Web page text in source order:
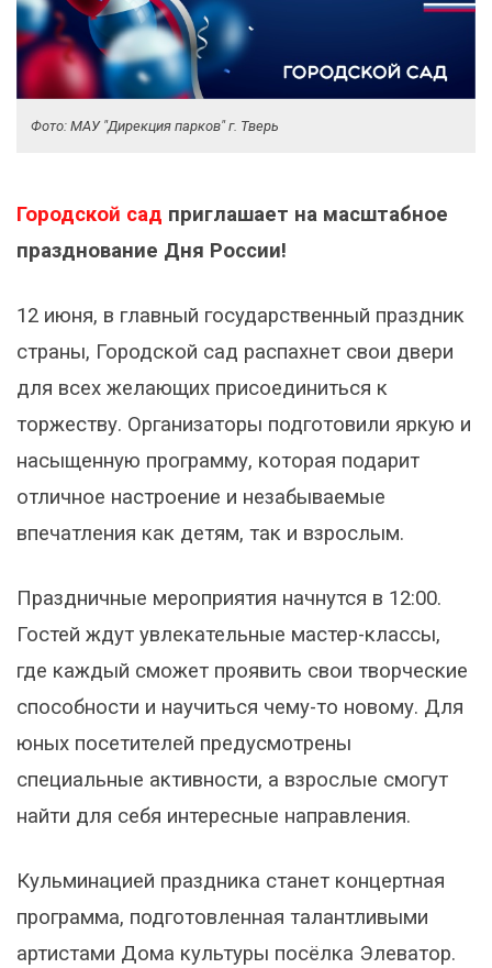
Фото: МАУ "Дирекция парков" г. Тверь
Городской сад приглашает на масштабное
празднование Дня России!
12 июня, в главный государственный праздник
страны, Городской сад распахнет свои двери
для всех желающих присоединиться к
торжеству. Организаторы подготовили яркую и
насыщенную программу, которая подарит
отличное настроение и незабываемые
впечатления как детям, так и взрослым.
Праздничные мероприятия начнутся в 12:00.
Гостей ждут увлекательные мастер-классы,
где каждый сможет проявить свои творческие
способности и научиться чему-то новому. Для
юных посетителей предусмотрены
специальные активности, а взрослые смогут
найти для себя интересные направления.
Кульминацией праздника станет концертная
программа, подготовленная талантливыми
артистами Дома культуры посёлка Элеватор.